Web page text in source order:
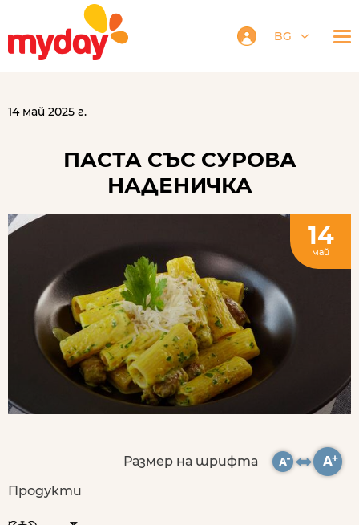
BG
14 май 2025 г.
ПАСТА СЪС СУРОВА
НАДЕНИЧКА
14
май
Размер на шрифта
Продукти